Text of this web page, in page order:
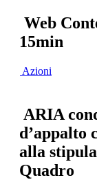
Web
15min
Azioni
ARIA
d’appalto
alla
Quadro